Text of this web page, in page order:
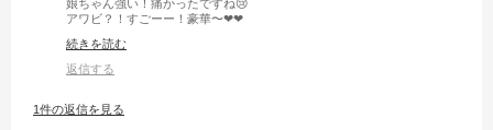
娘ちゃん強い！痛かったですね😢
アワビ？！すごーー！豪華〜❤❤
続きを読む
返信する
1件の返信を見る